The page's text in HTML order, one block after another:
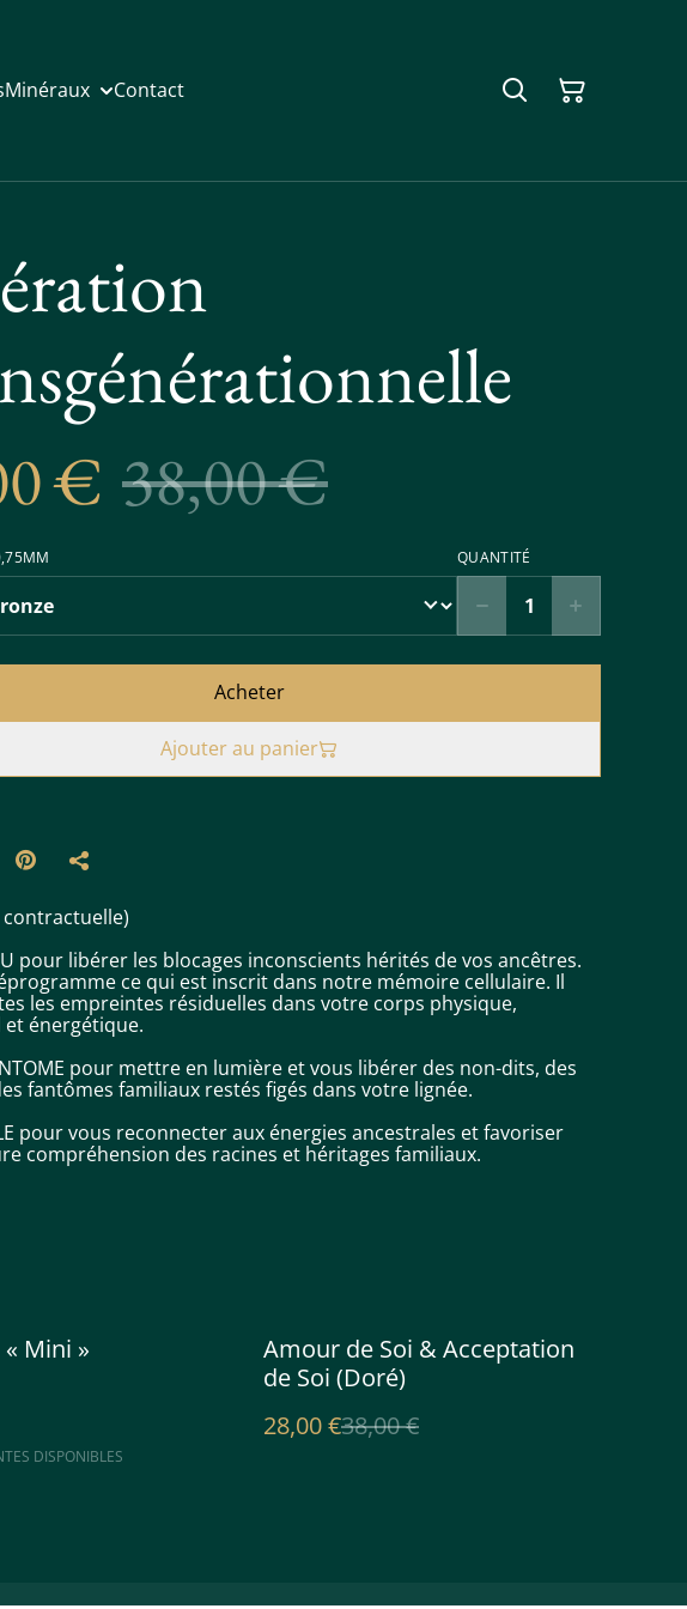
Minéraux Contact
€ 38,00 €
QUANTITÉ
Acheter
Ajouter au panier
pour libérer les blocages inconscients hérités de vos ancêtres.
ce qui est inscrit dans notre mémoire cellulaire. Il
les empreintes résiduelles dans votre corps physique,
énergétique.
pour mettre en lumière et vous libérer des non-dits, des
fantômes familiaux restés figés dans votre lignée.
pour vous reconnecter aux énergies ancestrales et favoriser
compréhension des racines et héritages familiaux.
Mini »
DISPONIBLES
%
Amour de Soi & Acceptation
de Soi (Doré)
28,00 €38,00 €